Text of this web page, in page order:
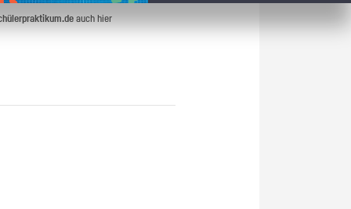
auch hier